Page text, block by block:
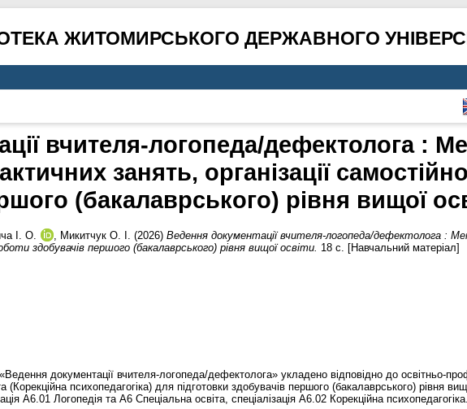
ЖИТОМИРСЬКОГО ДЕРЖАВНОГО
вчителя-логопеда/дефектолога :
занять, організації
(бакалаврського) рівня вищої
І. О. , Микитчук О. І. (2026) Ведення документації вчителя-логопеда/дефектолога :
здобувачів першого (бакалаврського) рівня вищої освіти. 18 с. [Навчальний матеріал]
документації вчителя-логопеда/дефектолога» укладено відповідно до освітньо-
(Корекційна психопедагогіка) для підготовки здобувачів першого (бакалаврського) рівня
А6.01 Логопедія та А6 Спеціальна освіта, спеціалізація А6.02 Корекційна психопедагогіка.